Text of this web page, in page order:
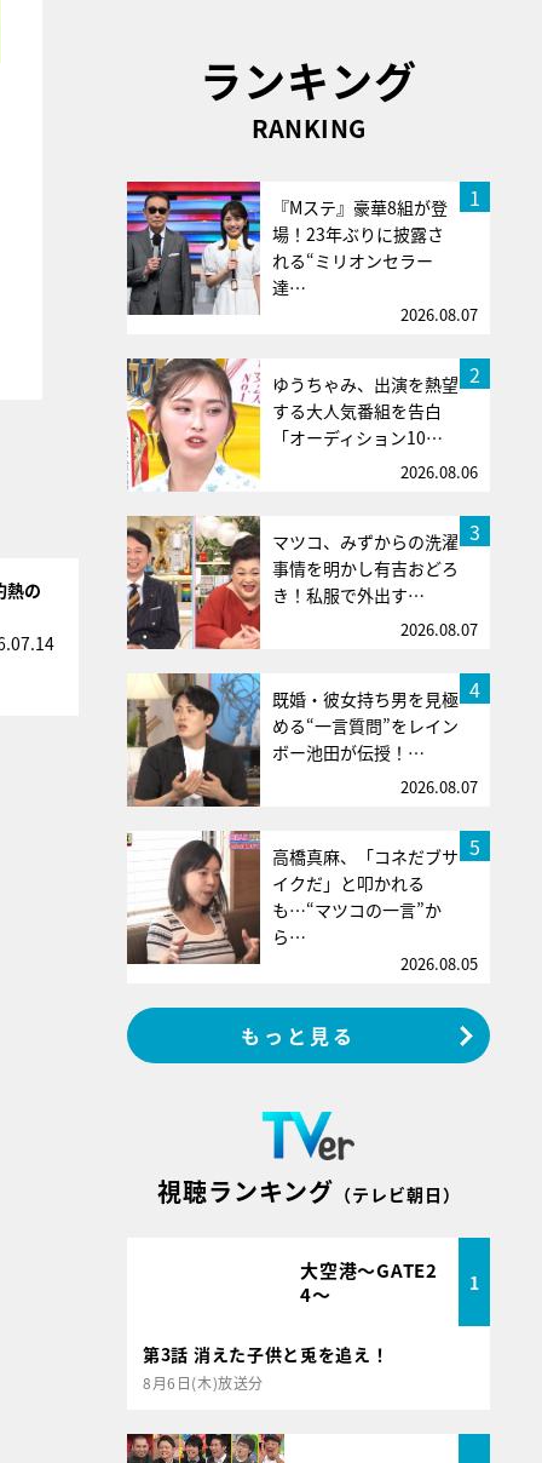
熱の
ランキング
RANKING
1
『Mステ』豪華8組が登
場！23年ぶりに披露さ
れる“ミリオンセラー
達…
2026.08.07
2
ゆうちゃみ、出演を熱望
する大人気番組を告白
「オーディション10…
2026.08.06
3
マツコ、みずからの洗濯
事情を明かし有吉おどろ
き！私服で外出す…
2026.08.07
4
既婚・彼女持ち男を見極
める“一言質問”をレイン
ボー池田が伝授！…
2026.08.07
5
高橋真麻、「コネだブサ
イクだ」と叩かれる
も…“マツコの一言”か
ら…
2026.08.05
もっと見る
視聴ランキング （テレビ朝日）
大空港～GATE2
4～
1
第3話 消えた子供と兎を追え！
8月6日(木)放送分